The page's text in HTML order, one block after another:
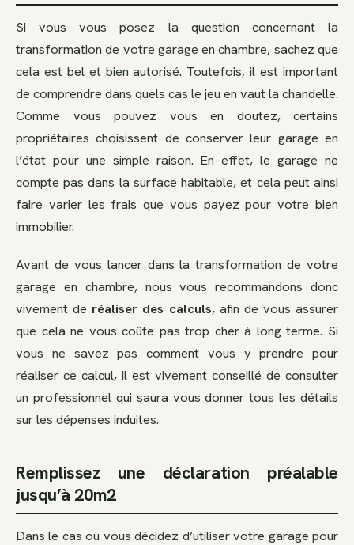
Si vous vous posez la question concernant la
transformation de votre garage en chambre, sachez que
cela est bel et bien autorisé. Toutefois, il est important
de comprendre dans quels cas le jeu en vaut la chandelle.
Comme vous pouvez vous en doutez, certains
propriétaires choisissent de conserver leur garage en
l’état pour une simple raison. En effet, le garage ne
compte pas dans la surface habitable, et cela peut ainsi
faire varier les frais que vous payez pour votre bien
immobilier.
Avant de vous lancer dans la transformation de votre
garage en chambre, nous vous recommandons donc
vivement de réaliser des calculs, afin de vous assurer
que cela ne vous coûte pas trop cher à long terme. Si
vous ne savez pas comment vous y prendre pour
réaliser ce calcul, il est vivement conseillé de consulter
un professionnel qui saura vous donner tous les détails
sur les dépenses induites.
Remplissez une déclaration préalable
jusqu’à 20m2
Dans le cas où vous décidez d’utiliser votre garage pour